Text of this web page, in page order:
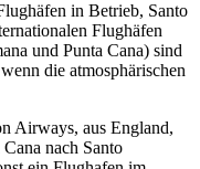
in Betrieb, Santo
Flughäfen
und Punta Cana) sind
die atmosphärischen
Airways, aus England,
nach Santo